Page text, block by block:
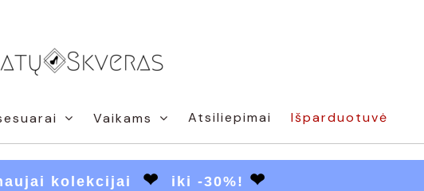
Vaikams Atsiliepimai Išparduotuvė
kolekcijai ❤ iki -30%! ❤